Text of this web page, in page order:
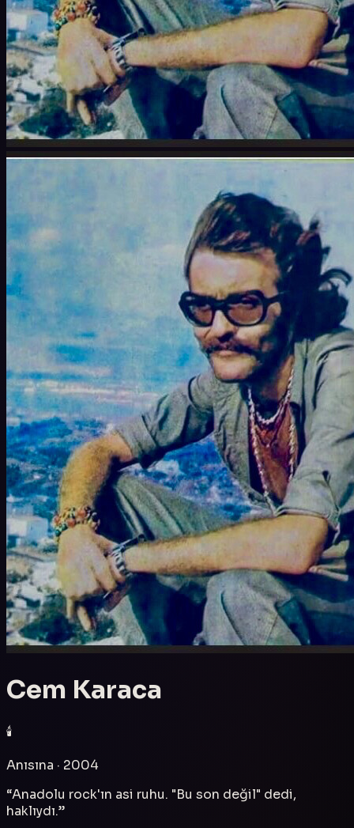
Cem Karaca
🕯️
Anısına · 2004
“Anadolu rock'ın asi ruhu. "Bu son değil" dedi,
haklıydı.”